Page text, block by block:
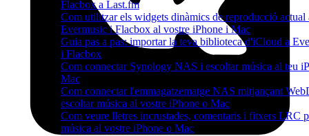
Flacbox a Last.fm
Com utilitzar els widgets dinàmics de reproducció actual
Evermusic i Flacbox al vostre iPhone i Mac
Guia pas a pas: importar la teva biblioteca d'iCloud a
i Flacbox
Com connectar Synology NAS i escoltar música al teu
Mac
Com connectar l'emmagatzematge NAS mitjançant
escoltar música al vostre iPhone o Mac
Com veure lletres incrustades, comentaris i fitxers LRC
música al vostre iPhone o Mac